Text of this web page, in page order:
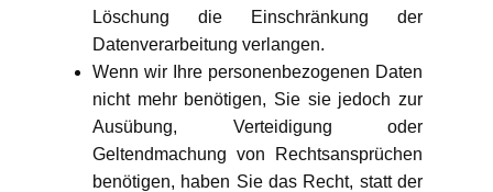
Löschung die Einschränkung der
Datenverarbeitung verlangen.
Wenn wir Ihre personenbezogenen Daten
nicht mehr benötigen, Sie sie jedoch zur
Ausübung, Verteidigung oder
Geltendmachung von Rechtsansprüchen
benötigen, haben Sie das Recht, statt der